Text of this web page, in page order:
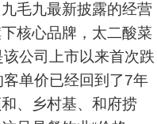
毛九最新披露的经营
核心品牌，太二酸菜
公司上市以来首次跌
单价已经回到了7年
、乡村基、和府捞